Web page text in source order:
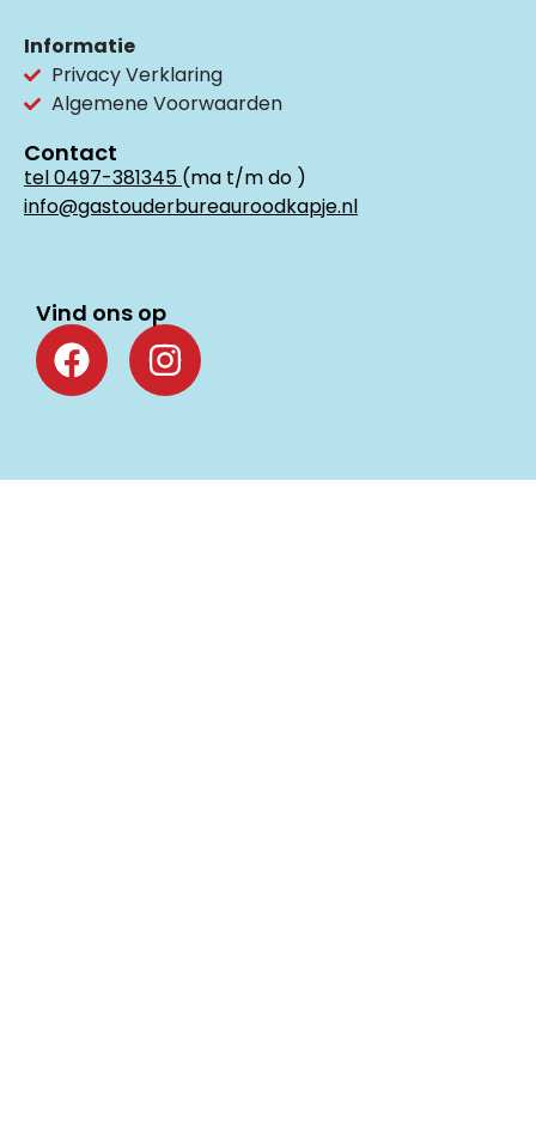
Informatie
Privacy Verklaring
Algemene Voorwaarden
Contact
tel 0497-381345 (ma t/m do )
info@gastouderbureauroodkapje.nl
Vind ons op